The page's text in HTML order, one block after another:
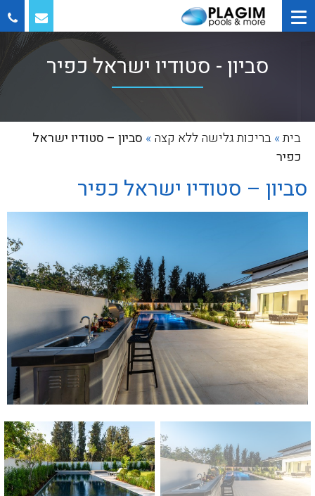
סביון - סטודיו ישראל כפיר
בית»בריכות גלישה ללא קצה» סביון – סטודיו ישראל
כפיר
סביון – סטודיו ישראל כפיר